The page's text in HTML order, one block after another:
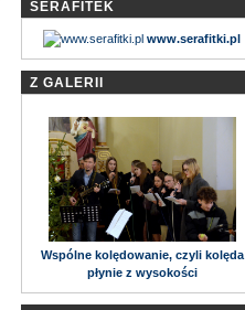
SERAFITEK
www.serafitki.pl
Z GALERII
Wspólne kolędowanie, czyli kolęda
płynie z wysokości